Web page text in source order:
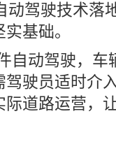
动驾驶技术落
基础。
自动驾驶，车
驶员适时介
道路运营，